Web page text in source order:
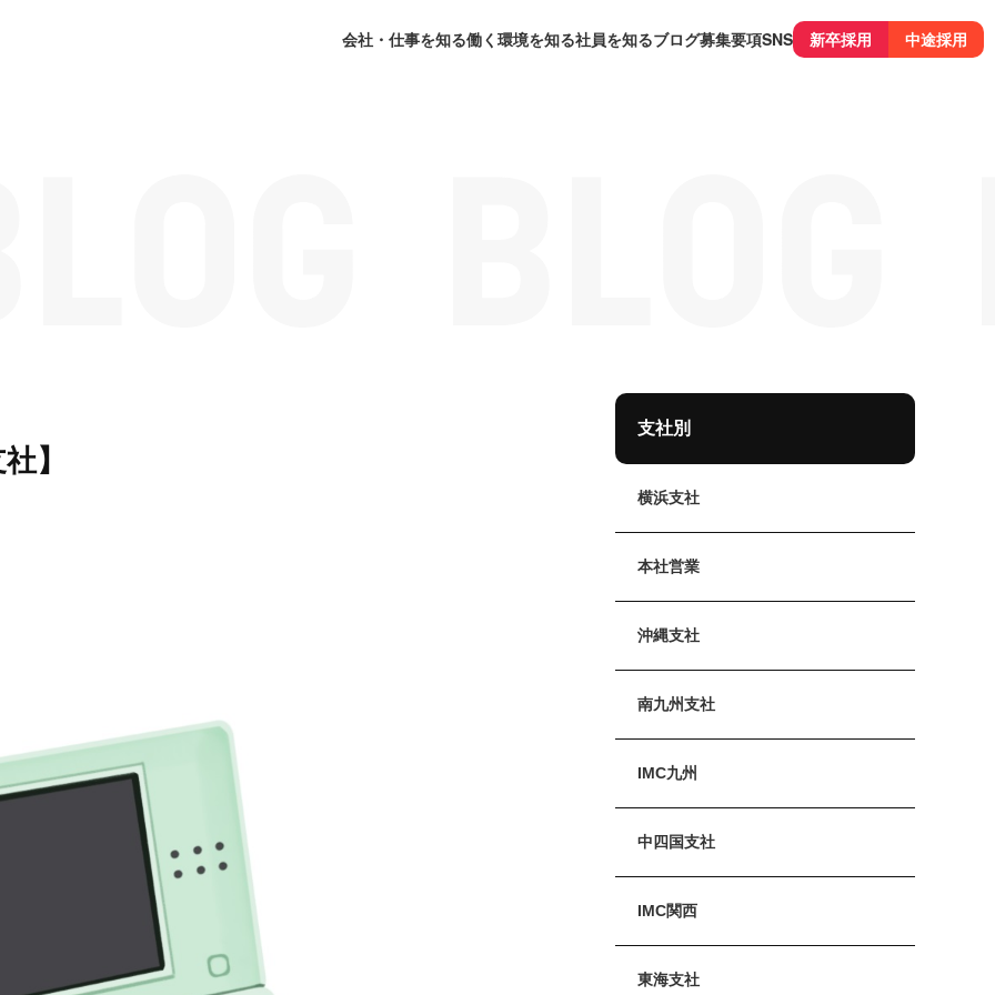
会社・仕事を知る働く環境を知る社員を知るブログ募集要項SNS 新卒採用 中途採用
】
支社別
横浜支社
本社営業
沖縄支社
南九州支社
IMC九州
中四国支社
IMC関西
東海支社